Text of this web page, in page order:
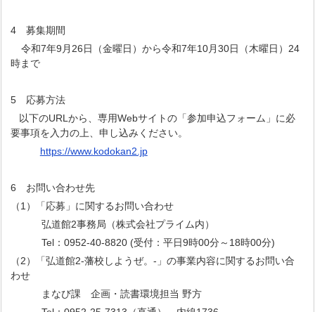
4 募集期間
令和7年9月26日（金曜日）から令和7年10月30日（木曜日）24
時まで
5 応募方法
以下のURLから、専用Webサイトの「参加申込フォーム」に必
要事項を入力の上、申し込みください。
https://www.kodokan2.jp
6 お問い合わせ先
（1）「応募」に関するお問い合わせ
弘道館2事務局（株式会社プライム内）
Tel：0952-40-8820 (受付：平日9時00分～18時00分)
（2）「弘道館2-藩校しようぜ。-」の事業内容に関するお問い合
わせ
まなび課 企画・読書環境担当 野方